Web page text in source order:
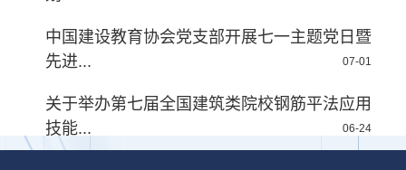
中国建设教育协会党支部开展七一主题党日暨
先进...
07-01
关于举办第七届全国建筑类院校钢筋平法应用
技能...
06-24